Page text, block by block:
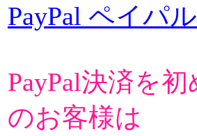
PayPal ペイパ
PayPal決済を
のお客様は